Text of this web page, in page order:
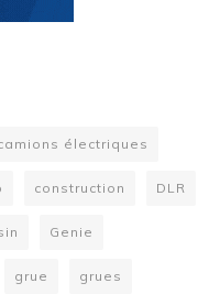
électriques
construction DLR
Genie
grue grues